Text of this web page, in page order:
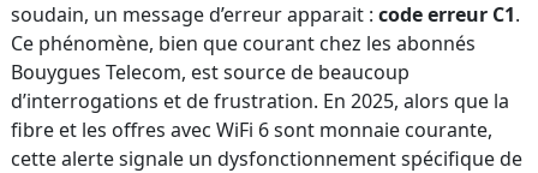
soudain, un message d’erreur apparait : code erreur C1.
Ce phénomène, bien que courant chez les abonnés
Bouygues Telecom, est source de beaucoup
d’interrogations et de frustration. En 2025, alors que la
fibre et les offres avec WiFi 6 sont monnaie courante,
cette alerte signale un dysfonctionnement spécifique de